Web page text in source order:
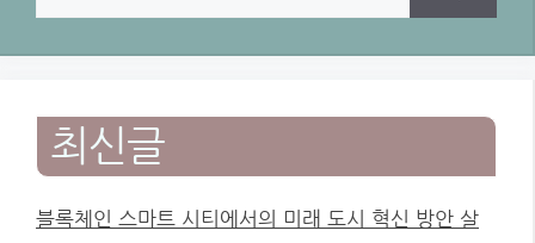
최신글
블록체인 스마트 시티에서의 미래 도시 혁신 방안 살